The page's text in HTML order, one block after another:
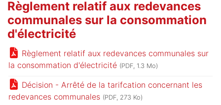
Règlement relatif aux redevances
communales sur la consommation
d'électricité
Règlement relatif aux redevances communales sur
la consommation d'électricité (PDF, 1.3 Mo)
Décision - Arrêté de la tarifcation concernant les
redevances communales (PDF, 273 Ko)